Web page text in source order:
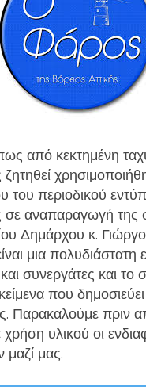
από κεκτημένη
του περιοδικού
σε αναπαραγωγή της
Δημάρχου κ.
μια πολυδιάστατη
συνεργάτες και το
που
Παρακαλούμε πριν
υλικού οι
μαζί μας.